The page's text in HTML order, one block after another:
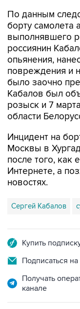
По данным
борту самолета
выполнявшего
россиянин
опьянения,
повреждения и
было заочно
Кабалов был
розыск и 7
области
Инцидент на
Москвы в
после того, как
Интернете, а
новостях.
Сергей Кабалов
Купить
Подписаться
Получать
канале